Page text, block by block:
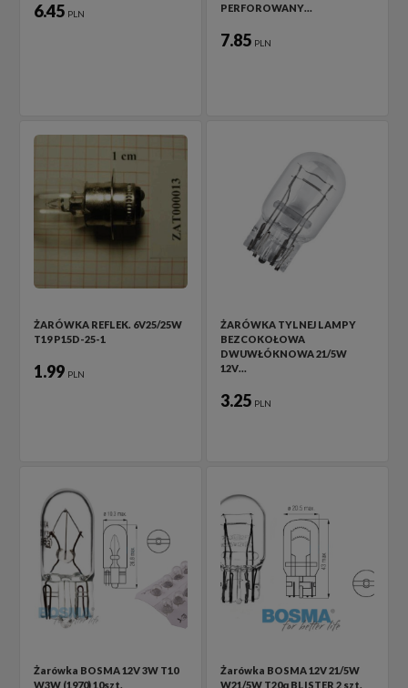
6.45 PLN
PERFOROWANY…
7.85 PLN
ŻARÓWKA REFLEK. 6V25/25W
T19 P15D-25-1
1.99 PLN
ŻARÓWKA TYLNEJ LAMPY
BEZCOKOŁOWA
DWUWŁÓKNOWA 21/5W
12V…
3.25 PLN
Żarówka BOSMA 12V 3W T10
W3W (1970) 10szt.
Żarówka BOSMA 12V 21/5W
W21/5W T20q BLISTER 2 szt.